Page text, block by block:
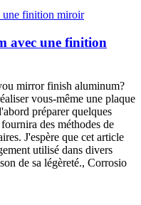
avec une finition
mirror finish aluminum?
vous-même une plaque
préparer quelques
des méthodes de
J'espère que cet article
utilisé dans divers
de sa légèreté., Corrosio